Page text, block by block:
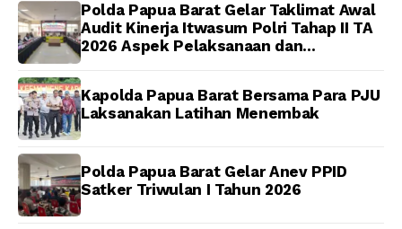
Polda Papua Barat Gelar Taklimat Awal
Audit Kinerja Itwasum Polri Tahap II TA
2026 Aspek Pelaksanaan dan
Kapolda Papua Barat Bersama Para PJU
Laksanakan Latihan Menembak
Polda Papua Barat Gelar Anev PPID
Satker Triwulan I Tahun 2026